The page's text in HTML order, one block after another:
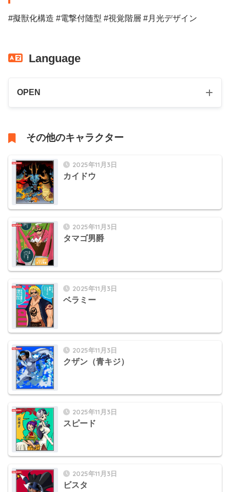
#擬獣化構造 #電撃付随型 #視覚階層 #月光デザイン
Language
OPEN
その他のキャラクター
2025年11月3日
カイドウ
2025年11月3日
タマゴ男爵
2025年11月3日
ベラミー
2025年11月3日
クザン（青キジ）
2025年11月3日
スピード
2025年11月3日
ビスタ